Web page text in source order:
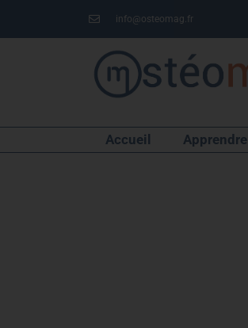
info@osteomag.fr
Accueil Apprendre